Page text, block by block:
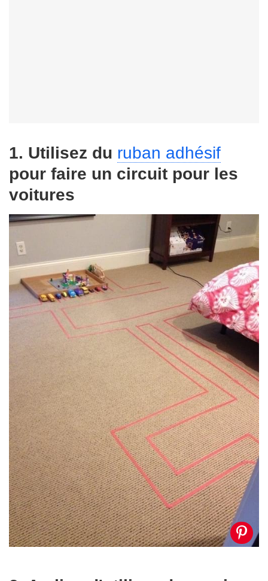
1. Utilisez du ruban adhésif
pour faire un circuit pour les
voitures